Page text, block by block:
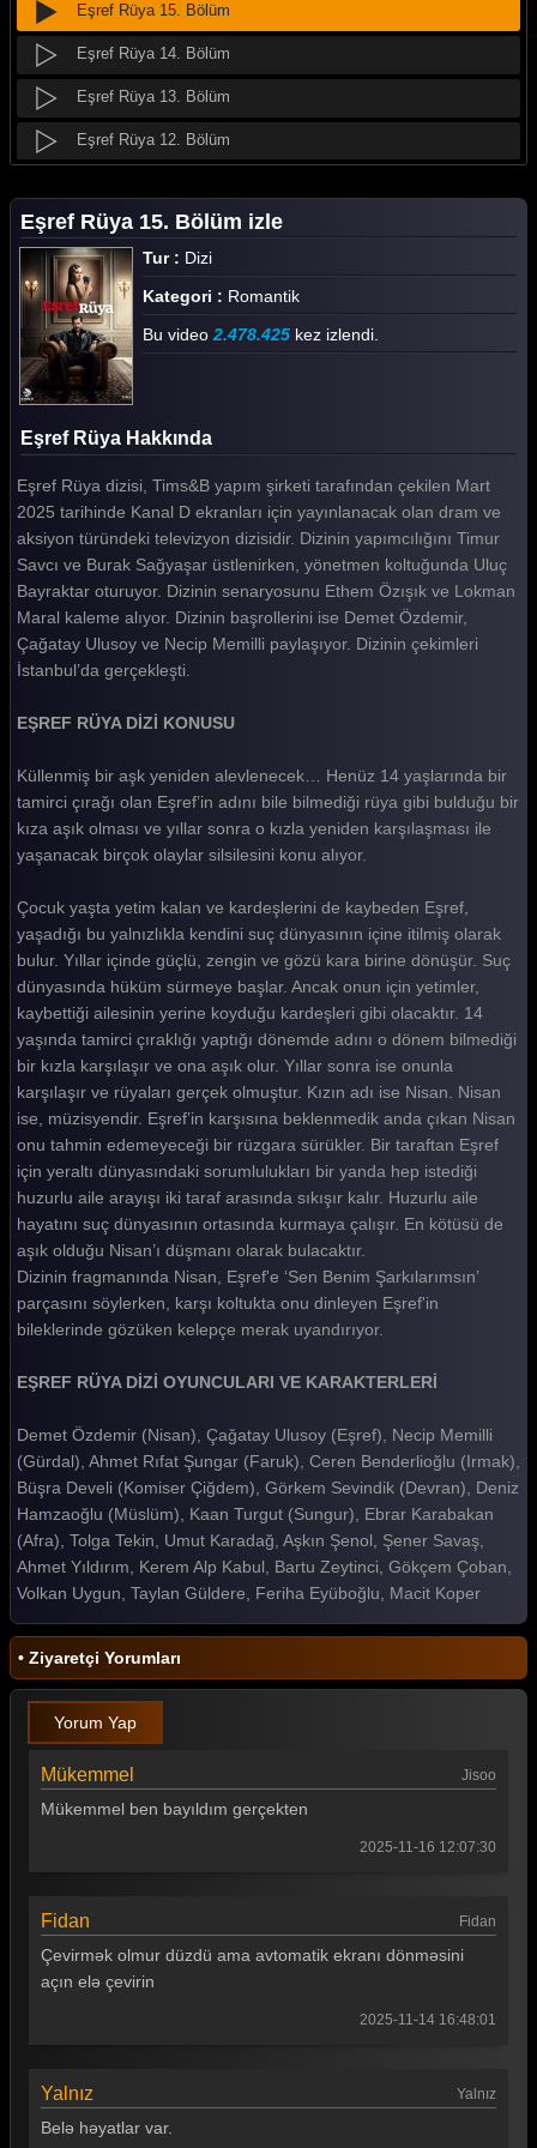
Eşref Rüya 15. Bölüm
Eşref Rüya 14. Bölüm
Eşref Rüya 13. Bölüm
Eşref Rüya 12. Bölüm
Eşref Rüya 10. Bölüm
Eşref Rüya 9. Bölüm
Eşref Rüya 8. Bölüm
Eşref Rüya 7. Bölüm
Eşref Rüya 6. Bölüm
Eşref Rüya 5. Bölüm
Eşref Rüya 4. Bölüm
Eşref Rüya 3. Bölüm
Eşref Rüya 2. Bölüm
Eşref Rüya 1. Bölüm
Tüm Bölümleri Göster
Eşref Rüya 15. Bölüm izle
Tur : Dizi
Kategori : Romantik
Bu video 2.478.425 kez izlendi.
Eşref Rüya Hakkında
Eşref Rüya dizisi, Tims&B yapım şirketi tarafından çekilen Mart
2025 tarihinde Kanal D ekranları için yayınlanacak olan dram ve
aksiyon türündeki televizyon dizisidir. Dizinin yapımcılığını Timur
Savcı ve Burak Sağyaşar üstlenirken, yönetmen koltuğunda Uluç
Bayraktar oturuyor. Dizinin senaryosunu Ethem Özışık ve Lokman
Maral kaleme alıyor. Dizinin başrollerini ise Demet Özdemir,
Çağatay Ulusoy ve Necip Memilli paylaşıyor. Dizinin çekimleri
İstanbul’da gerçekleşti.
EŞREF RÜYA DİZİ KONUSU
Küllenmiş bir aşk yeniden alevlenecek… Henüz 14 yaşlarında bir
tamirci çırağı olan Eşref’in adını bile bilmediği rüya gibi bulduğu bir
kıza aşık olması ve yıllar sonra o kızla yeniden karşılaşması ile
yaşanacak birçok olaylar silsilesini konu alıyor.
Çocuk yaşta yetim kalan ve kardeşlerini de kaybeden Eşref,
yaşadığı bu yalnızlıkla kendini suç dünyasının içine itilmiş olarak
bulur. Yıllar içinde güçlü, zengin ve gözü kara birine dönüşür. Suç
dünyasında hüküm sürmeye başlar. Ancak onun için yetimler,
kaybettiği ailesinin yerine koyduğu kardeşleri gibi olacaktır. 14
yaşında tamirci çıraklığı yaptığı dönemde adını o dönem bilmediği
bir kızla karşılaşır ve ona aşık olur. Yıllar sonra ise onunla
karşılaşır ve rüyaları gerçek olmuştur. Kızın adı ise Nisan. Nisan
ise, müzisyendir. Eşref’in karşısına beklenmedik anda çıkan Nisan
onu tahmin edemeyeceği bir rüzgara sürükler. Bir taraftan Eşref
için yeraltı dünyasındaki sorumlulukları bir yanda hep istediği
huzurlu aile arayışı iki taraf arasında sıkışır kalır. Huzurlu aile
hayatını suç dünyasının ortasında kurmaya çalışır. En kötüsü de
aşık olduğu Nisan’ı düşmanı olarak bulacaktır.
Dizinin fragmanında Nisan, Eşref'e ‘Sen Benim Şarkılarımsın’
parçasını söylerken, karşı koltukta onu dinleyen Eşref'in
bileklerinde gözüken kelepçe merak uyandırıyor.
EŞREF RÜYA DİZİ OYUNCULARI VE KARAKTERLERİ
Demet Özdemir (Nisan), Çağatay Ulusoy (Eşref), Necip Memilli
(Gürdal), Ahmet Rıfat Şungar (Faruk), Ceren Benderlioğlu (Irmak),
Büşra Develi (Komiser Çiğdem), Görkem Sevindik (Devran), Deniz
Hamzaoğlu (Müslüm), Kaan Turgut (Sungur), Ebrar Karabakan
(Afra), Tolga Tekin, Umut Karadağ, Aşkın Şenol, Şener Savaş,
Ahmet Yıldırım, Kerem Alp Kabul, Bartu Zeytinci, Gökçem Çoban,
Volkan Uygun, Taylan Güldere, Feriha Eyüboğlu, Macit Koper
• Ziyaretçi Yorumları
Yorum Yap
Mükemmel Jisoo
Mükemmel ben bayıldım gerçekten
2025-11-16 12:07:30
Fidan Fidan
Çevirmək olmur düzdü ama avtomatik ekranı dönməsini
açın elə çevirin
2025-11-14 16:48:01
Yalnız Yalnız
Belə həyatlar var.